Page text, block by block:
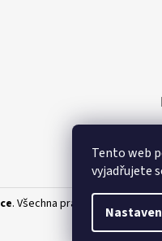
Tento web
vyjadřujete
. Všechna práva vyhrazena.